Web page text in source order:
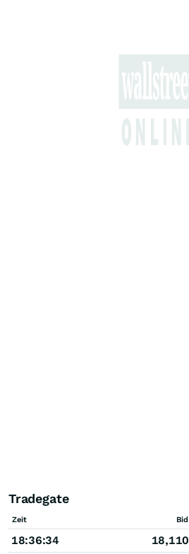
Tradegate
Zeit Bid
18:36:34 18,110